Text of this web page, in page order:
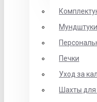
Мундштуки
Печки
Уход за
Шахты